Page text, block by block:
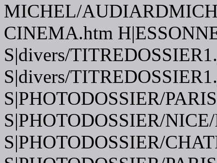
MICHEL/
CINEMA.htm
S|divers/
S|divers/
S|PHOTODOSSIER/
S|PHOTODOSSIER/
S|PHOTODOSSIER/